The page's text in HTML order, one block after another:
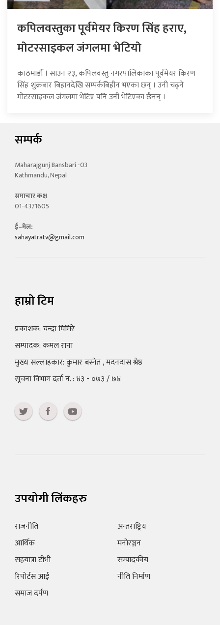
कपिलवस्तुका पूर्वमेयर किरण सिंह हराए,
माेटरसाइकल जंगलमा भेटियाे
काठमाडौँ । साउन २३, कपिलवस्तु नगरपालिकाका पूर्वमेयर किरण
सिंह शुक्रबार बिहानदेखि सम्पर्कबिहीन भएका छन् । उनी चढ्ने
मोटरसाइकल जंगलमा भेटिए पनि उनी भेटिएका छैनन् ।
सम्पर्क
Maharajgunj Bansbari -03
Kathmandu, Nepal
समाचार कक्ष
01-4371605
ई–मेल:
sahayatratv@gmail.com
हाम्रो टिम
प्रकाशक: चन्दा घिमिरे
सम्पादक: कमल राना
मुख्य सल्लाहकार: कुमार बस्नेत , मदनदास श्रेष्ठ
सूचना विभाग दर्ता नं. : ४३ - ०७३ / ७४
उपयोगी लिंकहरु
राजनीति
आर्थिक
सहयात्रा टीभी
रिपोर्टस आई
समाज दर्पण
अन्तराष्ट्रिय
मनोरञ्जन
सम्पादकीय
नीति निर्माण